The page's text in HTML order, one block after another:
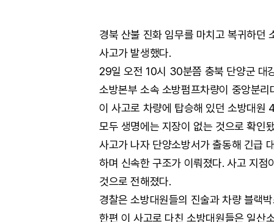
경북 산불 진화 임무를 마치고 복귀하던
사고가 발생했다.
29일 오전 10시 30분쯤 충북 단양군 대
소방본부 소속 소방펌프차량이 중앙분리
이 사고로 차량에 탑승해 있던 소방대원
모두 생명에는 지장이 없는 것으로 확인
사고가 나자 단양소방서가 출동해 긴급
하며 신속한 구조가 이뤄졌다. 사고 지
것으로 전해졌다.
경찰은 소방대원들의 진술과 차량 블랙
한편 이 사고로 다친 소방대원들은 일산